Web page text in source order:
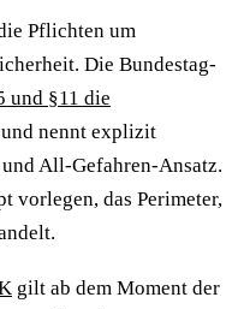
Pflichten um
Die Bundestag-
und §11 die
und nennt explizit
All-Gefahren-Ansatz.
vorlegen, das Perimeter,
gilt ab dem Moment der